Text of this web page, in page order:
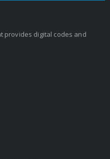
provides digital codes and